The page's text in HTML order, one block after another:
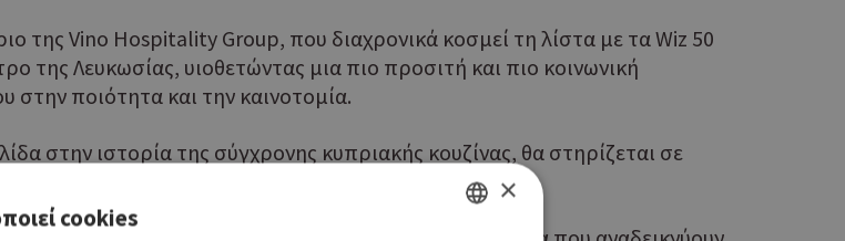
της Vino Hospitality Group, που διαχρονικά κοσμεί τη λίστα με τα Wiz 50
της Λευκωσίας, υιοθετώντας μια πιο προσιτή και πιο κοινωνική
ποιότητα και την καινοτομία.
στην ιστορία της σύγχρονης κυπριακής κουζίνας, θα στηρίζεται σε
×
cookies